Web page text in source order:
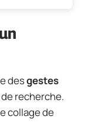
desgestes
recherche.
collage de